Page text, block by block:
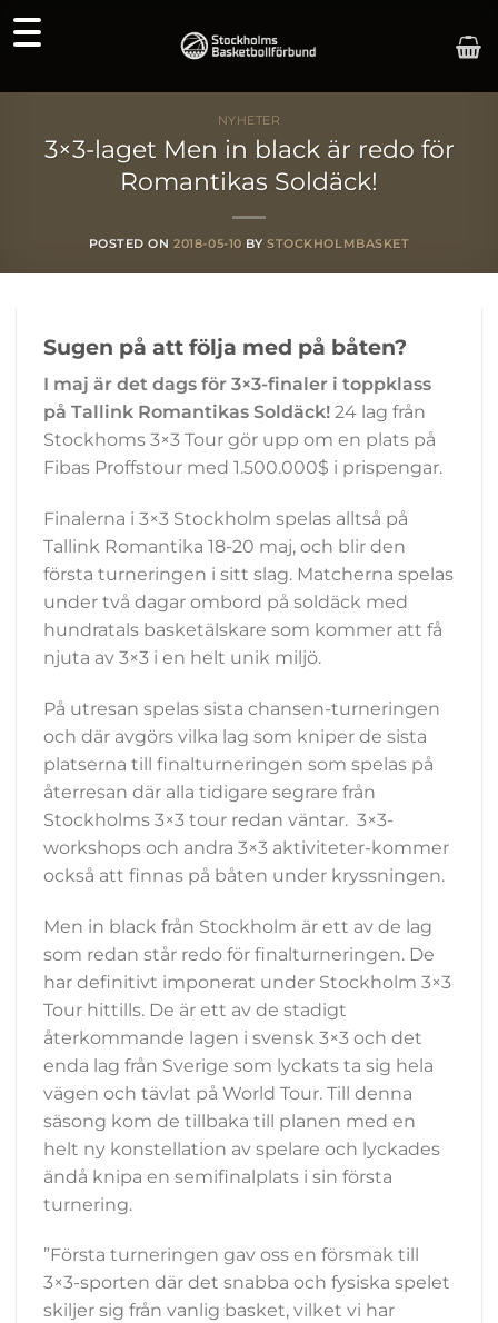
Skip
to
NYHETER
3×3-laget Men in black är redo för
Romantikas Soldäck!
POSTED ON2018-05-10 BYSTOCKHOLMBASKET
Sugen på att följa med på båten?
I maj är det dags för 3×3-finaler i toppklass
på Tallink Romantikas Soldäck! 24 lag från
Stockhoms 3×3 Tour gör upp om en plats på
Fibas Proffstour med 1.500.000$ i prispengar.
Finalerna i 3×3 Stockholm spelas alltså på
Tallink Romantika 18-20 maj, och blir den
första turneringen i sitt slag. Matcherna spelas
under två dagar ombord på soldäck med
hundratals basketälskare som kommer att få
njuta av 3×3 i en helt unik miljö.
På utresan spelas sista chansen-turneringen
och där avgörs vilka lag som kniper de sista
platserna till finalturneringen som spelas på
återresan där alla tidigare segrare från
Stockholms 3×3 tour redan väntar. 3×3-
workshops och andra 3×3 aktiviteter-kommer
också att finnas på båten under kryssningen.
Men in black från Stockholm är ett av de lag
som redan står redo för finalturneringen. De
har definitivt imponerat under Stockholm 3×3
Tour hittills. De är ett av de stadigt
återkommande lagen i svensk 3×3 och det
enda lag från Sverige som lyckats ta sig hela
vägen och tävlat på World Tour. Till denna
säsong kom de tillbaka till planen med en
helt ny konstellation av spelare och lyckades
ändå knipa en semifinalplats i sin första
turnering.
”Första turneringen gav oss en försmak till
3×3-sporten där det snabba och fysiska spelet
skiljer sig från vanlig basket, vilket vi har